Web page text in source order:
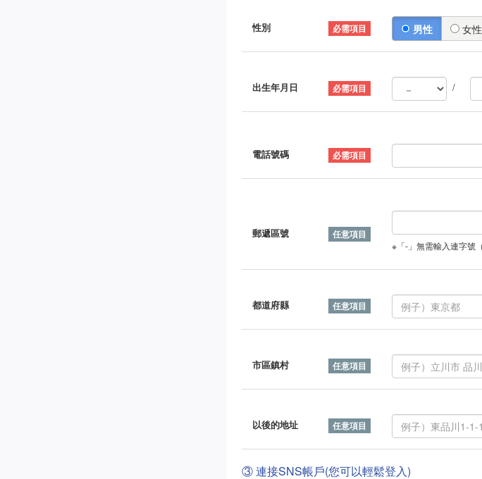
性別 男性 女性
出生年月日 /
電話號碼
郵遞區號
※「-」無需輸入連字號（
都道府縣
市區鎮村
以後的地址
③ 連接SNS帳戶(您可以輕鬆登入)